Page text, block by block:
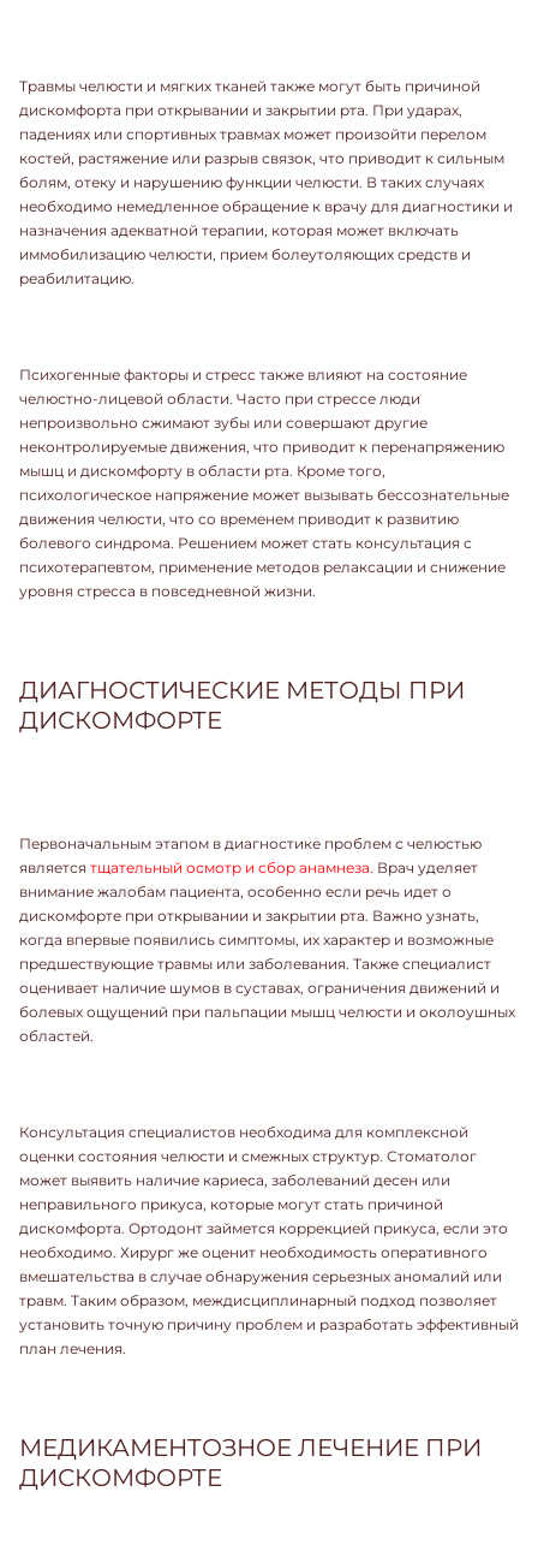
Травмы челюсти и мягких тканей также могут быть причиной
дискомфорта при открывании и закрытии рта. При ударах,
падениях или спортивных травмах может произойти перелом
костей, растяжение или разрыв связок, что приводит к сильным
болям, отеку и нарушению функции челюсти. В таких случаях
необходимо немедленное обращение к врачу для диагностики и
назначения адекватной терапии, которая может включать
иммобилизацию челюсти, прием болеутоляющих средств и
реабилитацию.
Психогенные факторы и стресс также влияют на состояние
челюстно-лицевой области. Часто при стрессе люди
непроизвольно сжимают зубы или совершают другие
неконтролируемые движения, что приводит к перенапряжению
мышц и дискомфорту в области рта. Кроме того,
психологическое напряжение может вызывать бессознательные
движения челюсти, что со временем приводит к развитию
болевого синдрома. Решением может стать консультация с
психотерапевтом, применение методов релаксации и снижение
уровня стресса в повседневной жизни.
ДИАГНОСТИЧЕСКИЕ МЕТОДЫ ПРИ
ДИСКОМФОРТЕ
Первоначальным этапом в диагностике проблем с челюстью
является тщательный осмотр и сбор анамнеза. Врач уделяет
внимание жалобам пациента, особенно если речь идет о
дискомфорте при открывании и закрытии рта. Важно узнать,
когда впервые появились симптомы, их характер и возможные
предшествующие травмы или заболевания. Также специалист
оценивает наличие шумов в суставах, ограничения движений и
болевых ощущений при пальпации мышц челюсти и околоушных
областей.
Консультация специалистов необходима для комплексной
оценки состояния челюсти и смежных структур. Стоматолог
может выявить наличие кариеса, заболеваний десен или
неправильного прикуса, которые могут стать причиной
дискомфорта. Ортодонт займется коррекцией прикуса, если это
необходимо. Хирург же оценит необходимость оперативного
вмешательства в случае обнаружения серьезных аномалий или
травм. Таким образом, междисциплинарный подход позволяет
установить точную причину проблем и разработать эффективный
план лечения.
МЕДИКАМЕНТОЗНОЕ ЛЕЧЕНИЕ ПРИ
ДИСКОМФОРТЕ